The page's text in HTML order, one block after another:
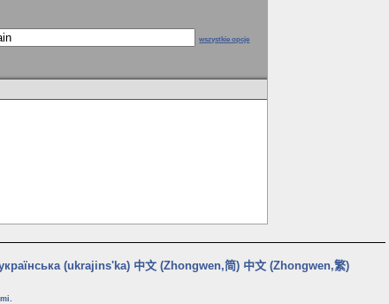
wszystkie opcje
(ukrajins'ka) 中文 (Zhongwen,简) 中文 (Zhongwen,繁)